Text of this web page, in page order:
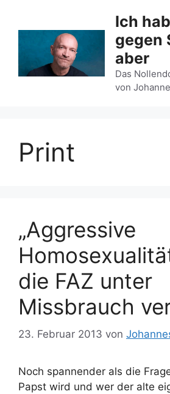
Ich
gegen
aber
Das
von
Print
„Aggressive
die FAZ unter
Missbrauch
23. Februar 2013 von
Noch spannender als die
Papst wird und wer der alte